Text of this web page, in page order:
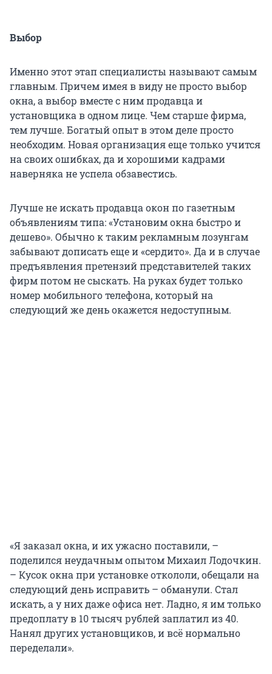
Выбор
Именно этот этап специалисты называют самым
главным. Причем имея в виду не просто выбор
окна, а выбор вместе с ним продавца и
установщика в одном лице. Чем старше фирма,
тем лучше. Богатый опыт в этом деле просто
необходим. Новая организация еще только учится
на своих ошибках, да и хорошими кадрами
наверняка не успела обзавестись.
Лучше не искать продавца окон по газетным
объявлениям типа: «Установим окна быстро и
дешево». Обычно к таким рекламным лозунгам
забывают дописать еще и «сердито». Да и в случае
предъявления претензий представителей таких
фирм потом не сыскать. На руках будет только
номер мобильного телефона, который на
следующий же день окажется недоступным.
«Я заказал окна, и их ужасно поставили, –
поделился неудачным опытом Михаил Лодочкин.
– Кусок окна при установке откололи, обещали на
следующий день исправить – обманули. Стал
искать, а у них даже офиса нет. Ладно, я им только
предоплату в 10 тысяч рублей заплатил из 40.
Нанял других установщиков, и всё нормально
переделали».